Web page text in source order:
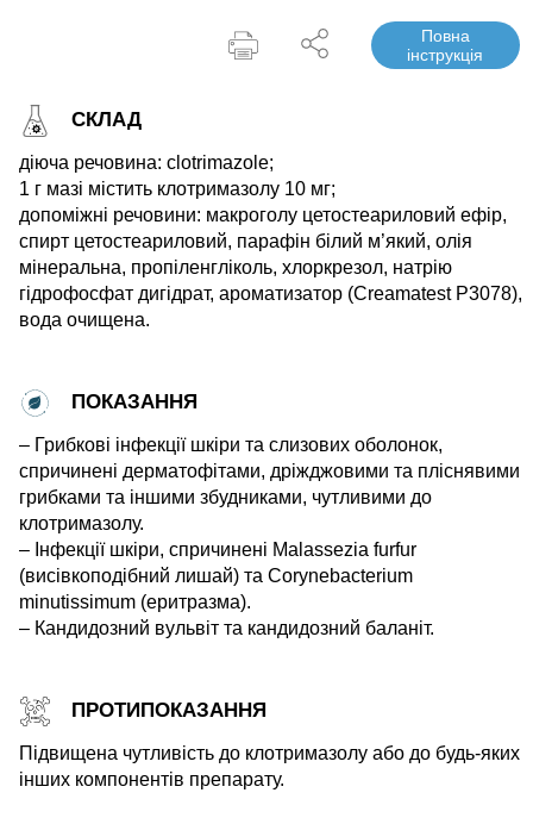
Повна
інструкція
СКЛАД
діюча речовина: clotrimazole;
1 г мазі містить клотримазолу 10 мг;
допоміжні речовини: макроголу цетостеариловий ефір,
спирт цетостеариловий, парафін білий м’який, олія
мінеральна, пропіленгліколь, хлоркрезол, натрію
гідрофосфат дигідрат, ароматизатор (Creamatest P3078),
вода очищена.
ПОКАЗАННЯ
– Грибкові інфекції шкіри та слизових оболонок,
спричинені дерматофітами, дріжджовими та пліснявими
грибками та іншими збудниками, чутливими до
клотримазолу.
– Інфекції шкіри, спричинені Malassezia furfur
(висівкоподібний лишай) та Corynebacterium
minutissimum (еритразма).
– Кандидозний вульвіт та кандидозний баланіт.
ПРОТИПОКАЗАННЯ
Підвищена чутливість до клотримазолу або до будь-яких
інших компонентів препарату.